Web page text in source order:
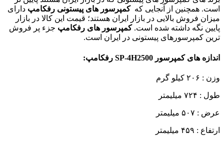
است. همچنین از آنجایی کهکمپرسور های پیستونی رفکامپ دارای
میزان فروش بالایی در بازار ایران هستند؛ قیمت این کالا در بازار
پایین نگه داشته شده است.کمپرسور های رفکامپ جزء پر فروش
ترین کمپرسورهای پیستونی در ایران است.
اندازه ها‌ی کمپرسور SP-4H2500 رفکامپ:
وزن : ۲۰۶ کیلو گرم
طول : ۷۲۴ میلیمتر
عرض : ۵۰۷ میلیمتر
ارتفاع : ۴۵۹ میلیمتر